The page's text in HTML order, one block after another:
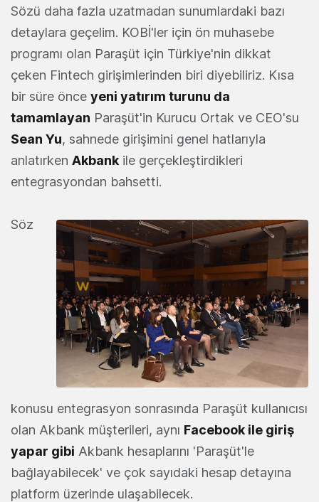
Sözü daha fazla uzatmadan sunumlardaki bazı
detaylara geçelim. KOBİ'ler için ön muhasebe
programı olan Paraşüt için Türkiye'nin dikkat
çeken Fintech girişimlerinden biri diyebiliriz. Kısa
bir süre önce yeni yatırım turunu da
tamamlayan Paraşüt'in Kurucu Ortak ve CEO'su
Sean Yu, sahnede girişimini genel hatlarıyla
anlatırken Akbank ile gerçekleştirdikleri
entegrasyondan bahsetti.
Söz
konusu entegrasyon sonrasında Paraşüt kullanıcısı
olan Akbank müşterileri, aynı Facebook ile giriş
yapar gibi Akbank hesaplarını 'Paraşüt'le
bağlayabilecek' ve çok sayıdaki hesap detayına
platform üzerinde ulaşabilecek.